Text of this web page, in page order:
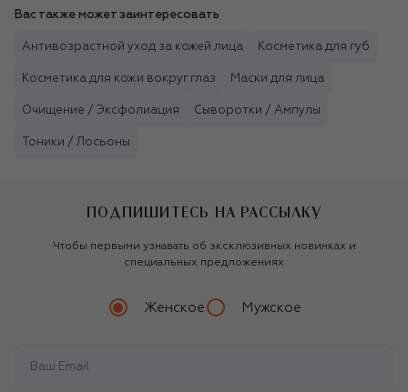
Вас также может заинтересовать
Антивозрастной уход за кожей лица Косметика для губ
Косметика для кожи вокруг глаз Маски для лица
Очищение / Эксфолиация Сыворотки / Ампулы
Тоники / Лосьоны
ПОДПИШИТЕСЬ НА РАССЫЛКУ
Чтобы первыми узнавать об эксклюзивных новинках и
специальных предложениях
Женское Мужское